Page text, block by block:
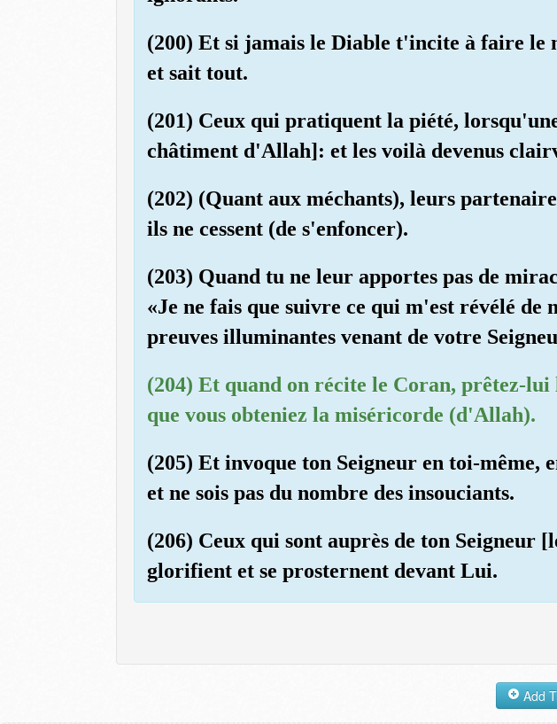
(200) Et si jamais le Diable t'incite à faire
et sait tout.
(201) Ceux qui pratiquent la piété,
châtiment d'Allah]: et les voilà devenus
(202) (Quant aux méchants), leurs
ils ne cessent (de s'enfoncer).
(203) Quand tu ne leur apportes pas de
«Je ne fais que suivre ce qui m'est révélé de
preuves illuminantes venant de votre
(204) Et quand on récite le Coran, prêtez-
que vous obteniez la miséricorde (d'Allah).
(205) Et invoque ton Seigneur en toi-
et ne sois pas du nombre des insouciants.
(206) Ceux qui sont auprès de ton Seigneur
glorifient et se prosternent devant Lui.